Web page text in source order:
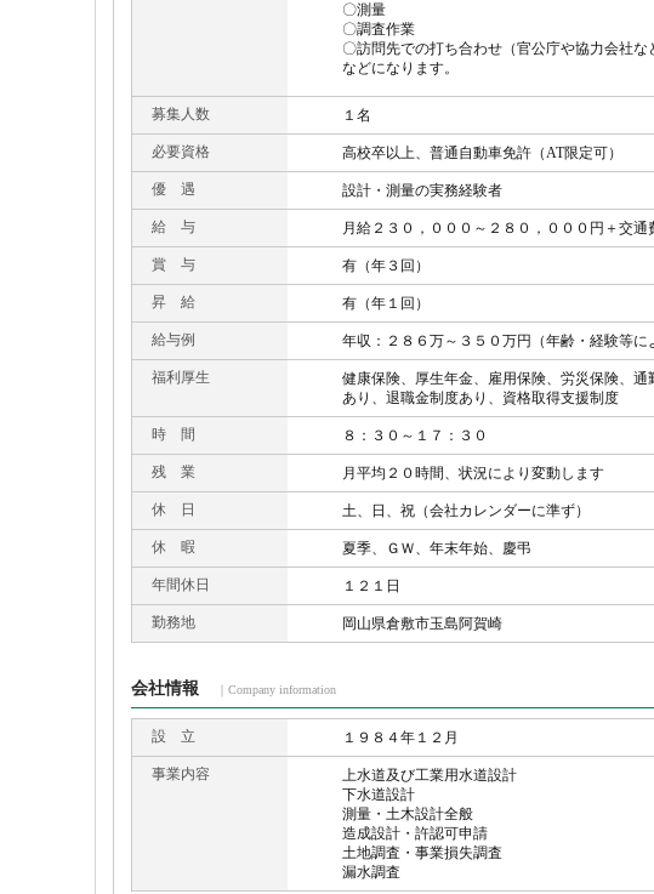
〇測量
〇調査作業
〇訪問先での打ち合わせ（官公庁や協力会社な
などになります。
募集人数 １名
必要資格 高校卒以上、普通自動車免許（AT限定可）
優 遇 設計・測量の実務経験者
給 与 月給２３０，０００～２８０，０００円＋交通
賞 与 有（年３回）
昇 給 有（年１回）
給与例 年収：２８６万～３５０万円（年齢・経験等に
福利厚生
健康保険、厚生年金、雇用保険、労災保険、
あり、退職金制度あり、資格取得支援制度
時 間 ８：３０～１７：３０
残 業 月平均２０時間、状況により変動します
休 日 土、日、祝（会社カレンダーに準ず）
休 暇 夏季、ＧＷ、年末年始、慶弔
年間休日 １２１日
勤務地 岡山県倉敷市玉島阿賀崎
会社情報 ｜Company information
設 立 １９８４年１２月
事業内容
上水道及び工業用水道設計
下水道設計
測量・土木設計全般
造成設計・許認可申請
土地調査・事業損失調査
漏水調査